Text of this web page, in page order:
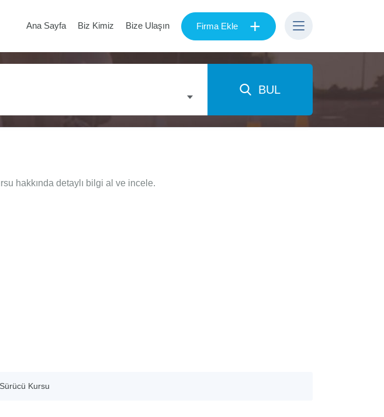
Ana Sayfa Biz Kimiz Bize Ulaşın Firma Ekle +
BUL
hakkında detaylı bilgi al ve incele.
Kursu